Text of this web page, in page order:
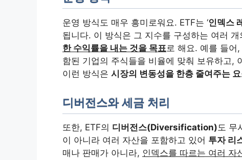
운영 방식도 매우 흥미로워요. ETF는 ‘인덱스
됩니다. 이 방식은 그 지수를 구성하는 여러 개
한 수익률을 내는 것을 목표 로 해요. 예를 들어
함된 기업의 주식들을 비율에 맞춰 보유하고,
이런 방식은 시장의 변동성을 한층 줄여주는
디버전스와 세금 처리
또한, ETF의 디버전스(Diversification)도 무
이 아니라 여러 자산을 포함하고 있어 투자 리
매나 판매가 아니라, 인덱스를 따르는 여러 자